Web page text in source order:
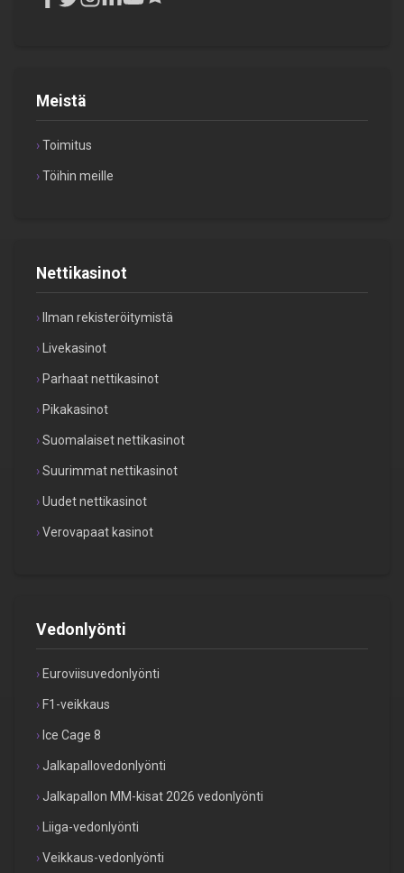
Meistä
Toimitus
Töihin meille
Nettikasinot
Ilman rekisteröitymistä
Livekasinot
Parhaat nettikasinot
Pikakasinot
Suomalaiset nettikasinot
Suurimmat nettikasinot
Uudet nettikasinot
Verovapaat kasinot
Vedonlyönti
Euroviisuvedonlyönti
F1-veikkaus
Ice Cage 8
Jalkapallovedonlyönti
Jalkapallon MM-kisat 2026 vedonlyönti
Liiga-vedonlyönti
Veikkaus-vedonlyönti